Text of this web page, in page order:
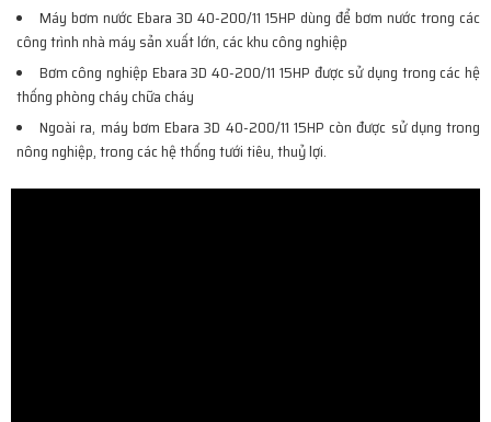
Máy bơm nước Ebara 3D 40-200/11 15HP dùng để bơm nước trong các
công trình nhà máy sản xuất lớn, các khu công nghiệp
Bơm công nghiệp Ebara 3D 40-200/11 15HP được sử dụng trong các hệ
thống phòng cháy chữa cháy
Ngoài ra, máy bơm Ebara 3D 40-200/11 15HP còn được sử dụng trong
nông nghiệp, trong các hệ thống tưới tiêu, thuỷ lợi.